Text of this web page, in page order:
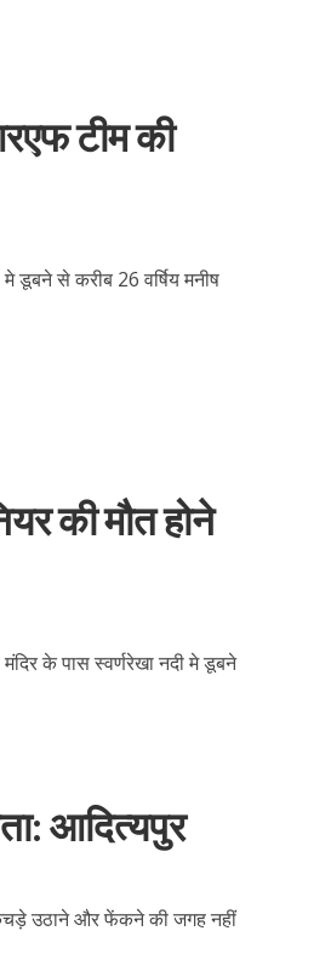
टीम की
डूबने से करीब 26 वर्षिय मनीष
की मौत होने
के पास स्वर्णरेखा नदी मे डूबने
आदित्यपुर
उठाने और फेंकने की जगह नहीं